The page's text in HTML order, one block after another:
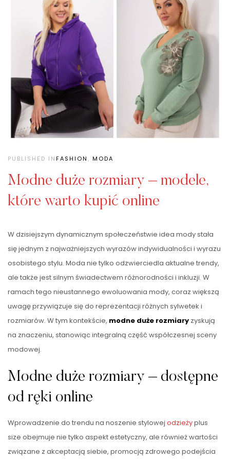
PUBLISHED INFASHION, MODA
Modne duże rozmiary – modele,
które warto kupić online
W dzisiejszym dynamicznym społeczeństwie idea mody stała
się jednym z najważniejszych wyrazów indywidualności i wyrazu
osobistego stylu. Moda nie tylko odzwierciedla aktualne trendy,
ale także jest silnym świadectwem różnorodności i inkluzji. W
ramach tego nieustannego ewoluowania mody, coraz większą
uwagę przywiązuje się do reprezentacji różnych sylwetek i
rozmiarów. W tym kontekście, modne duże rozmiary zyskują
na znaczeniu, stanowiąc integralną część współczesnej sceny
modowej.
Modne duże rozmiary – dostępne
od ręki online
Wprowadzenie do trendu na noszenie stylowej odzieżyplus
size obejmuje nie tylko aspekt estetyczny, ale również wartości
związane z akceptacją siebie, promocją zdrowego podejścia